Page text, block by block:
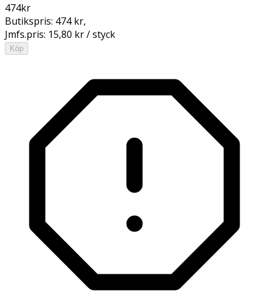
474kr
Butikspris: 474 kr,
Jmfs.pris: 15,80 kr / styck
Köp